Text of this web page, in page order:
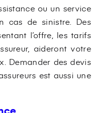
ou un service
cas de sinistre. Des
l’offre, les tarifs
aideront votre
Demander des devis
est aussi une